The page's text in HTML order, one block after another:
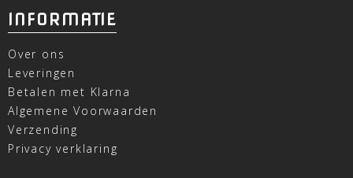
INFORMATIE
Over ons
Leveringen
Betalen met Klarna
Algemene Voorwaarden
Verzending
Privacy verklaring